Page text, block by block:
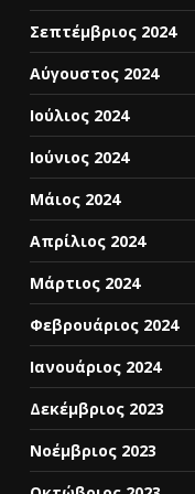
Σεπτέμβριος 2024
Αύγουστος 2024
Ιούλιος 2024
Ιούνιος 2024
Μάιος 2024
Απρίλιος 2024
Μάρτιος 2024
Φεβρουάριος 2024
Ιανουάριος 2024
Δεκέμβριος 2023
Νοέμβριος 2023